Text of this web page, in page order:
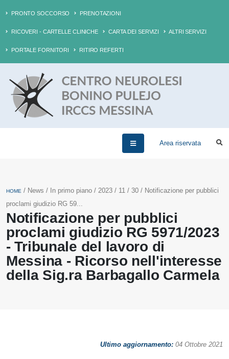
PRONTO SOCCORSO PRENOTAZIONI
RICOVERI - CARTELLE CLINICHE CARTA DEI SERVIZI ALTRI SERVIZI
PORTALE FORNITORI RITIRO REFERTI
Area riservata
Notificazione per pubblici
proclami giudizio RG 5971/2023
- Tribunale del lavoro di
Messina - Ricorso nell'interesse
della Sig.ra Barbagallo Carmela
HOME / News / In primo piano / 2023 / 11 / 30 / Notificazione per pubblici
proclami giudizio RG 59...
Ultimo aggiornamento: 04 Ottobre 2021